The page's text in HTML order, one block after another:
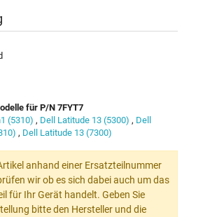
für P/N 7FYT7
(5310) , Dell Latitude 13 (5300) , Dell
, Dell Latitude 13 (7300)
anhand einer Ersatzteilnummer
wir ob es sich dabei auch um das
für Ihr Gerät handelt. Geben Sie
bitte den Hersteller und die